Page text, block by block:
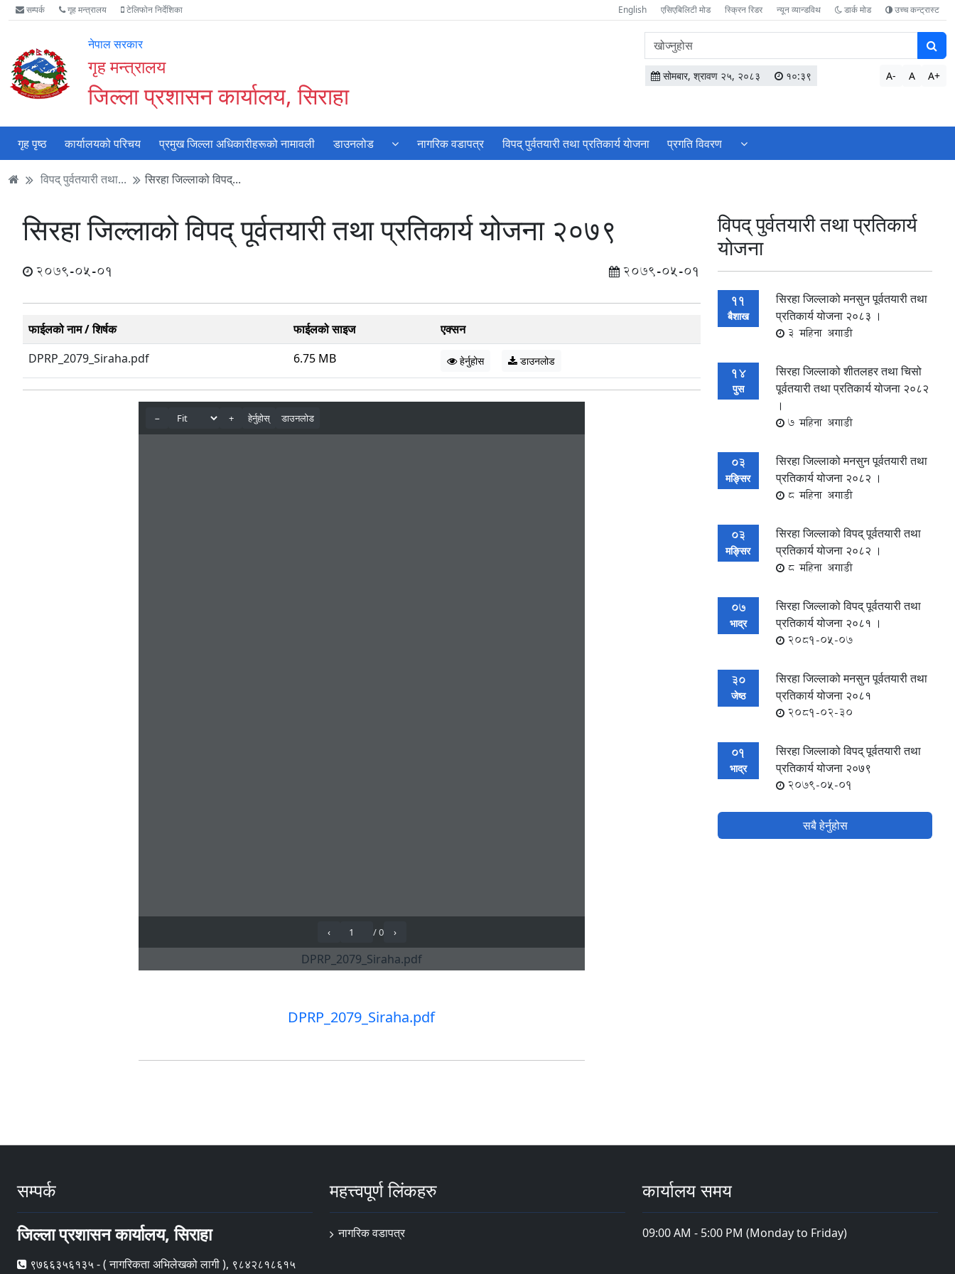
Accessibility
Mode
गर्नुहोस्
मुख्य
सामाग्री
मुख्य
नेभिगेसन
वेबसाइट
खोजमा
सम्पर्क गृह मन्त्रालय टेलिफोन निर्देशिका English एसिएबिलिटी मोड स्क्रिन रिडर न्यून व्यान्डविथ डार्क मोड उच्च कन्ट्रास्ट
नेपाल सरकार
गृह मन्त्रालय
जिल्ला प्रशासन कार्यालय, सिराहा
वेबसाइटमा
सामग्री
खोज्नुहोस
सोमबार, श्रावण २५, २०८३ १०:३९ A- A A+
गृह पृष्ठ कार्यालयको परिचय प्रमुख जिल्ला अधिकारीहरूको नामावली डाउनलोड नागरिक वडापत्र विपद् पुर्वतयारी तथा प्रतिकार्य याेजना प्रगति विवरण
विपद् पुर्वतयारी तथा... सिरहा जिल्लाको विपद्...
सिरहा जिल्लाको विपद् पूर्वतयारी तथा प्रतिकार्य योजना २०७९
2079-05-01 2079-05-01
फाईलको नाम / शिर्षक फाईलको साइज
एक्सन
DPRP_2079_Siraha.pdf
6.75 MB हेर्नुहोस डाउनलोड
DPRP_2079_Siraha.pdf
विपद् पुर्वतयारी तथा प्रतिकार्य
याेजना
11
बैशाख
सिरहा जिल्लाको मनसुन पूर्वतयारी तथा
प्रतिकार्य योजना २०८३ ।
3 महिना अगाडी
14
पुस
सिरहा जिल्लाको शीतलहर तथा चिसो
पूर्वतयारी तथा प्रतिकार्य योजना २०८२
।
7 महिना अगाडी
03
मङ्सिर
सिरहा जिल्लाको मनसुन पूर्वतयारी तथा
प्रतिकार्य योजना २०८२ ।
8 महिना अगाडी
03
मङ्सिर
सिरहा जिल्लाको विपद् पूर्वतयारी तथा
प्रतिकार्य योजना २०८२ ।
8 महिना अगाडी
07
भाद्र
सिरहा जिल्लाको विपद् पूर्वतयारी तथा
प्रतिकार्य योजना २०८१ ।
2081-05-07
30
जेष्ठ
सिरहा जिल्लाको मनसुन पूर्वतयारी तथा
प्रतिकार्य योजना २०८१
2081-02-30
01
भाद्र
सिरहा जिल्लाको विपद् पूर्वतयारी तथा
प्रतिकार्य योजना २०७९
2079-05-01
सबै हेर्नुहोस
सम्पर्क
जिल्ला प्रशासन कार्यालय, सिराहा
९७६६३५६१३५ - ( नागरिकता अभिलेखको लागी ), ९८४२८१८६१५
महत्त्वपूर्ण लिंकहरु
नागरिक वडापत्र
कार्यालय समय
09:00 AM - 5:00 PM (Monday to Friday)